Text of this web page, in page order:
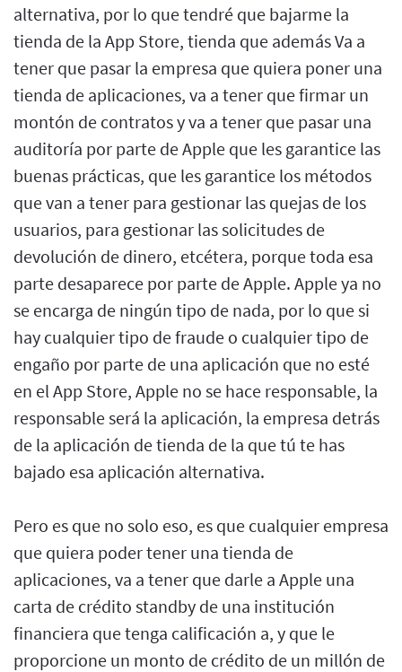
alternativa, por lo que tendré que bajarme la
tienda de la App Store, tienda que además Va a
tener que pasar la empresa que quiera poner una
tienda de aplicaciones, va a tener que firmar un
montón de contratos y va a tener que pasar una
auditoría por parte de Apple que les garantice las
buenas prácticas, que les garantice los métodos
que van a tener para gestionar las quejas de los
usuarios, para gestionar las solicitudes de
devolución de dinero, etcétera, porque toda esa
parte desaparece por parte de Apple. Apple ya no
se encarga de ningún tipo de nada, por lo que si
hay cualquier tipo de fraude o cualquier tipo de
engaño por parte de una aplicación que no esté
en el App Store, Apple no se hace responsable, la
responsable será la aplicación, la empresa detrás
de la aplicación de tienda de la que tú te has
bajado esa aplicación alternativa.
Pero es que no solo eso, es que cualquier empresa
que quiera poder tener una tienda de
aplicaciones, va a tener que darle a Apple una
carta de crédito standby de una institución
financiera que tenga calificación a, y que le
proporcione un monto de crédito de un millón de